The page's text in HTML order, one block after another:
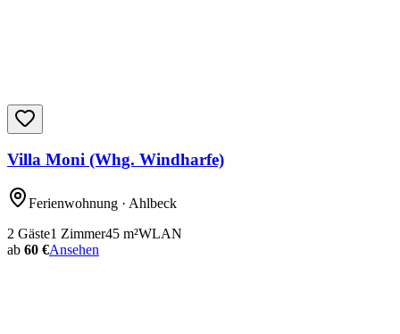
Villa Moni (Whg. Windharfe)
Ferienwohnung · Ahlbeck
2 Gäste1 Zimmer45 m²WLAN
ab 60 €Ansehen